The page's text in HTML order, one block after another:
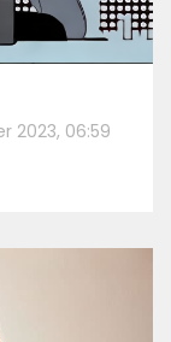
2023, 06:59